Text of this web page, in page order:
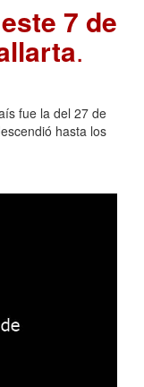
7 de
.
fue la del 27 de
hasta los